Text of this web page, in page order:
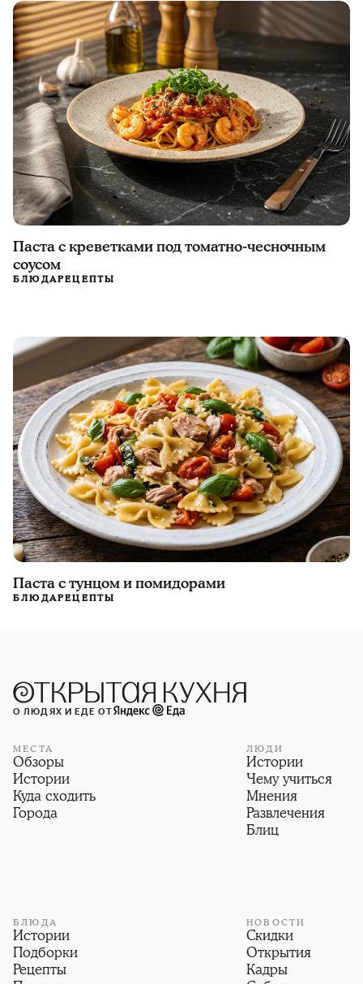
Паста с креветками под томатно-чесночным
соусом
БЛЮДАРЕЦЕПТЫ
Паста с тунцом и помидорами
БЛЮДАРЕЦЕПТЫ
О ЛЮДЯХ И ЕДЕ ОТ
МЕСТА
Обзоры
Истории
Куда сходить
Города
ЛЮДИ
Истории
Чему учиться
Мнения
Развлечения
Блиц
БЛЮДА
Истории
Подборки
Рецепты
НОВОСТИ
Скидки
Открытия
Кадры